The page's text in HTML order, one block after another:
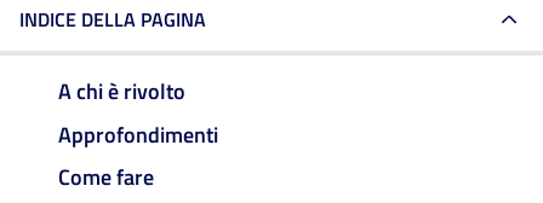
INDICE DELLA PAGINA
A chi è rivolto
Approfondimenti
Come fare